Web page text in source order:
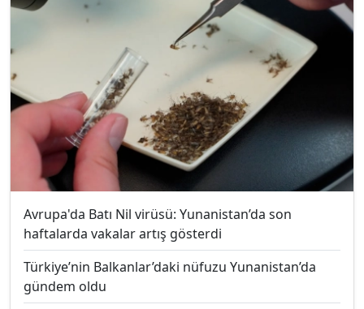
Avrupa'da Batı Nil virüsü: Yunanistan’da son
haftalarda vakalar artış gösterdi
Türkiye’nin Balkanlar’daki nüfuzu Yunanistan’da
gündem oldu